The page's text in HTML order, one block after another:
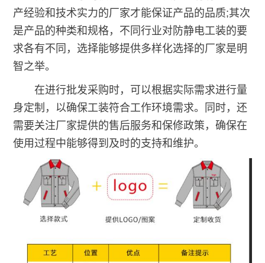
产经验和技术实力的厂家才能保证产品的品质;其次
是产品的种类和规格，不同行业对防静电工装的要
求各有不同，选择能够提供多样化选择的厂家是明
智之举。
在进行批发采购时，可以根据实际需求进行量
身定制，以确保工装符合工作环境需求。同时，还
需要关注厂家提供的售后服务和保修政策，确保在
使用过程中能够得到及时的支持和维护。